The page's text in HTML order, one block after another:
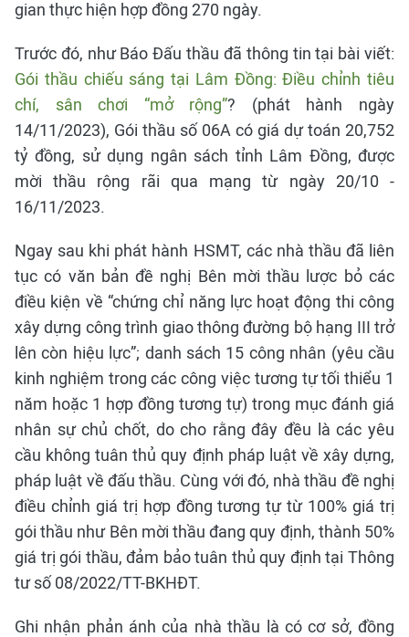
gian thực hiện hợp đồng 270 ngày.
Trước đó, như Báo Đấu thầu đã thông tin tại bài viết:
Gói thầu chiếu sáng tại Lâm Đồng: Điều chỉnh tiêu
chí, sân chơi “mở rộng”? (phát hành ngày
14/11/2023), Gói thầu số 06A có giá dự toán 20,752
tỷ đồng, sử dụng ngân sách tỉnh Lâm Đồng, được
mời thầu rộng rãi qua mạng từ ngày 20/10 -
16/11/2023.
Ngay sau khi phát hành HSMT, các nhà thầu đã liên
tục có văn bản đề nghị Bên mời thầu lược bỏ các
điều kiện về “chứng chỉ năng lực hoạt động thi công
xây dựng công trình giao thông đường bộ hạng III trở
lên còn hiệu lực”; danh sách 15 công nhân (yêu cầu
kinh nghiệm trong các công việc tương tự tối thiểu 1
năm hoặc 1 hợp đồng tương tự) trong mục đánh giá
nhân sự chủ chốt, do cho rằng đây đều là các yêu
cầu không tuân thủ quy định pháp luật về xây dựng,
pháp luật về đấu thầu. Cùng với đó, nhà thầu đề nghị
điều chỉnh giá trị hợp đồng tương tự từ 100% giá trị
gói thầu như Bên mời thầu đang quy định, thành 50%
giá trị gói thầu, đảm bảo tuân thủ quy định tại Thông
tư số 08/2022/TT-BKHĐT.
Ghi nhận phản ánh của nhà thầu là có cơ sở, đồng